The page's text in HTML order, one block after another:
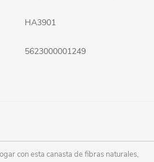
HA3901
5623000001249
con esta canasta de fibras naturales,